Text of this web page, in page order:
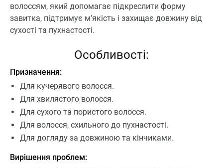
волоссям, який допомагає підкреслити форму
завитка, підтримує м’якість і захищає довжину від
сухості та пухнастості.
Особливості:
Призначення:
Для кучерявого волосся.
Для хвилястого волосся.
Для сухого та пористого волосся.
Для волосся, схильного до пухнастості.
Для догляду за довжиною та кінчиками.
Вирішення проблем: